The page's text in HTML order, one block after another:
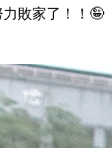
敗家了！！🤪